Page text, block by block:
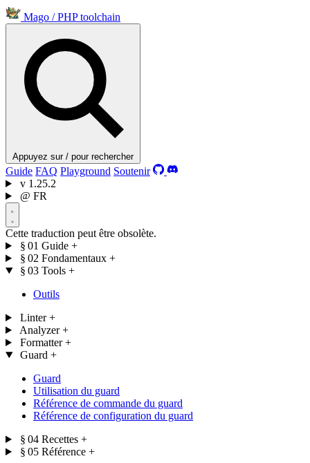
Mago / PHP toolchain
Appuyez sur / pour rechercher
Guide FAQ Playground Soutenir
v 1.25.2
@ FR
Cette traduction peut être obsolète.
§ 01 Guide +
§ 02 Fondamentaux +
§ 03 Tools +
Outils
Linter +
Analyzer +
Formatter +
Guard +
Guard
Utilisation du guard
Référence de commande du guard
Référence de configuration du guard
§ 04 Recettes +
§ 05 Référence +